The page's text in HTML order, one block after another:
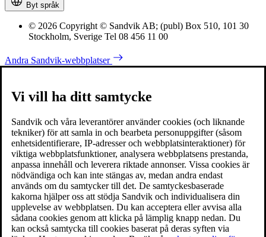
Byt språk
© 2026 Copyright © Sandvik AB; (publ) Box 510, 101 30
Stockholm, Sverige Tel 08 456 11 00
Andra Sandvik-webbplatser
Vi vill ha ditt samtycke
Sandvik och våra leverantörer använder cookies (och liknande
tekniker) för att samla in och bearbeta personuppgifter (såsom
enhetsidentifierare, IP-adresser och webbplatsinteraktioner) för
viktiga webbplatsfunktioner, analysera webbplatsens prestanda,
anpassa innehåll och leverera riktade annonser. Vissa cookies är
nödvändiga och kan inte stängas av, medan andra endast
används om du samtycker till det. De samtyckesbaserade
kakorna hjälper oss att stödja Sandvik och individualisera din
upplevelse av webbplatsen. Du kan acceptera eller avvisa alla
sådana cookies genom att klicka på lämplig knapp nedan. Du
kan också samtycka till cookies baserat på deras syften via